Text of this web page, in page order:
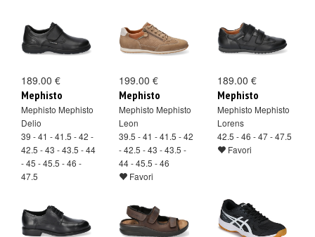
189.00 €
Mephisto
Mephisto Mephisto
Delio
39 - 41 - 41.5 - 42 -
42.5 - 43 - 43.5 - 44
- 45 - 45.5 - 46 -
47.5
199.00 €
Mephisto
Mephisto Mephisto
Leon
39.5 - 41 - 41.5 - 42
- 42.5 - 43 - 43.5 -
44 - 45.5 - 46
Favori
189.00 €
Mephisto
Mephisto Mephisto
Lorens
42.5 - 46 - 47 - 47.5
Favori